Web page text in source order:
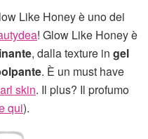
Like Honey è uno dei
! Glow Like Honey è
, dalla texture in gel
. È un must have
skin. Il plus? Il profumo
qui).